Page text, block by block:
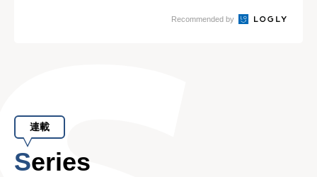
Recommended by
連載
Series